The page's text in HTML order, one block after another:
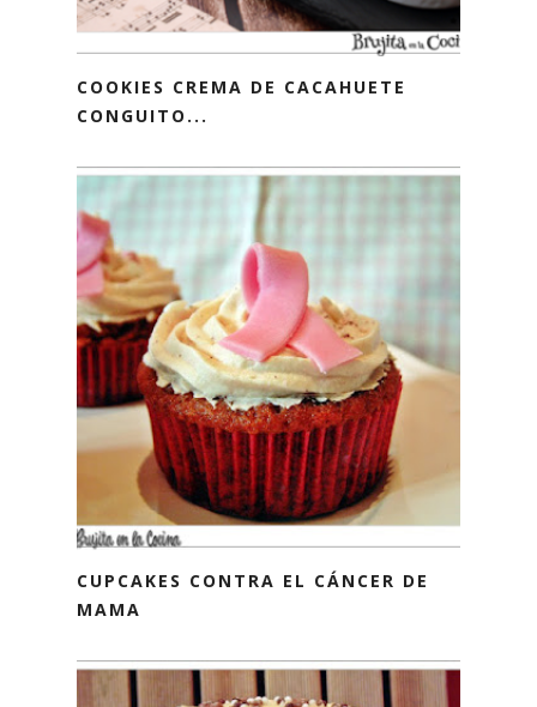
COOKIES CREMA DE CACAHUETE
CONGUITO...
CUPCAKES CONTRA EL CÁNCER DE
MAMA